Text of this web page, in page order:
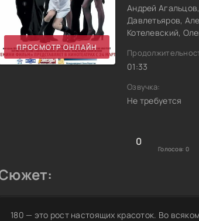
ПРОСМОТР ОНЛАЙН
Андрей
Давлетьяров,
Котелевский,
01:33
Озвучка:
Не требуется
0
Голосов: 0
180 — это рост настоящих красоток. Во